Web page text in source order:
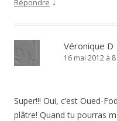
Répondre
Véronique D
16 mai 2012 à
Super!!! Oui, c’est Oued-
plâtre! Quand tu pourras